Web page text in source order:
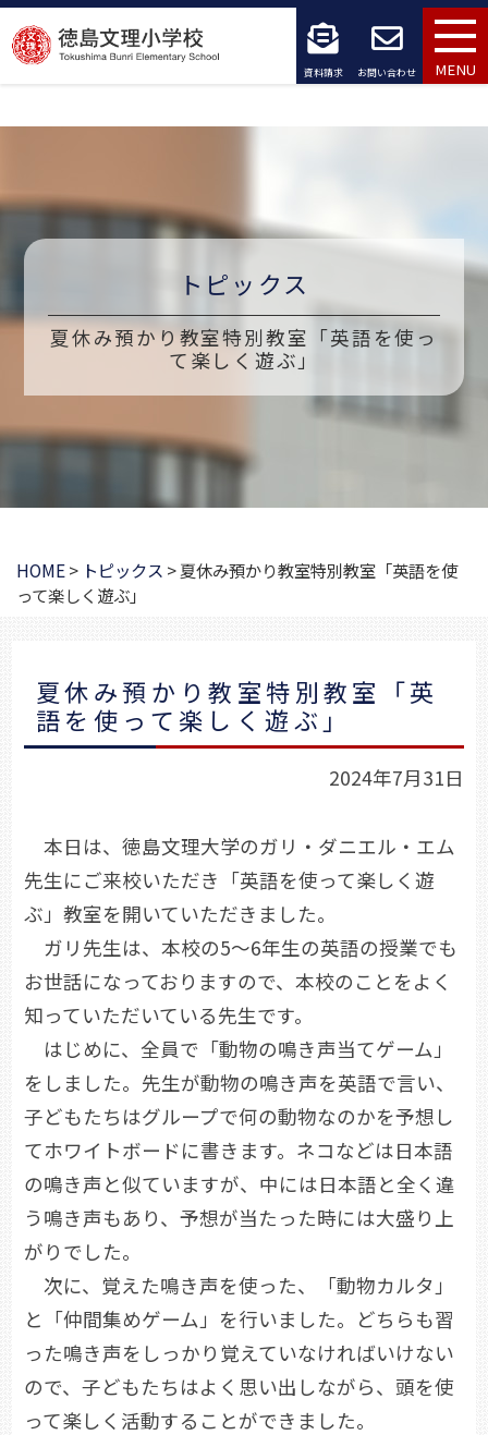
コ
ン
ツ
キ
資料請求 お問い合わせ MENU
トピックス
夏休み預かり教室特別教室「英語を使っ
て楽しく遊ぶ」
HOME> トピックス >夏休み預かり教室特別教室「英語を使
って楽しく遊ぶ」
夏休み預かり教室特別教室「英
語を使って楽しく遊ぶ」
2024年7月31日
本日は、徳島文理大学のガリ・ダニエル・エム
先生にご来校いただき「英語を使って楽しく遊
ぶ」教室を開いていただきました。
ガリ先生は、本校の5～6年生の英語の授業でも
お世話になっておりますので、本校のことをよく
知っていただいている先生です。
はじめに、全員で「動物の鳴き声当てゲーム」
をしました。先生が動物の鳴き声を英語で言い、
子どもたちはグループで何の動物なのかを予想し
てホワイトボードに書きます。ネコなどは日本語
の鳴き声と似ていますが、中には日本語と全く違
う鳴き声もあり、予想が当たった時には大盛り上
がりでした。
次に、覚えた鳴き声を使った、「動物カルタ」
と「仲間集めゲーム」を行いました。どちらも習
った鳴き声をしっかり覚えていなければいけない
ので、子どもたちはよく思い出しながら、頭を使
って楽しく活動することができました。